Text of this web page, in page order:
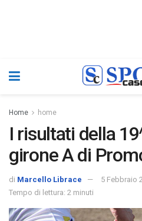
Home home
I risultati della
girone A di
di Marcello Librace
5 Febbraio
Tempo di lettura: 2 minuti